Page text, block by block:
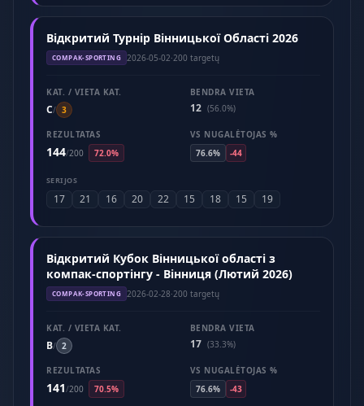
Відкритий Турнір Вінницької Області 2026
COMPAK-SPORTING 2026-05-02·200 targetų
KAT. / VIETA KAT.
C/ 3
BENDRA VIETA
12 (56.0%)
REZULTATAS
144/200 72.0%
VS NUGALĖTOJAS %
76.6%
-44
SERIJOS
17 21 16 20 22 15 18 15 19
Відкритий Кубок Вінницької області з
компак-спортінгу - Вінниця (Лютий 2026)
COMPAK-SPORTING 2026-02-28·200 targetų
KAT. / VIETA KAT.
B/ 2
BENDRA VIETA
17 (33.3%)
REZULTATAS
141/200 70.5%
VS NUGALĖTOJAS %
76.6%
-43